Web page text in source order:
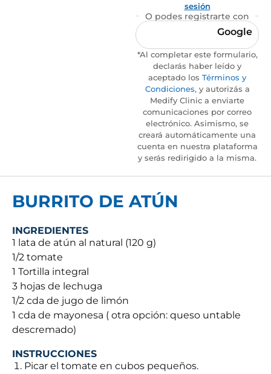
sesión
O podes registrarte con
Google
*Al completar este formulario,
declarás haber leído y
aceptado los Términos y
Condiciones, y autorizás a
Medify Clinic a enviarte
comunicaciones por correo
electrónico. Asimismo, se
creará automáticamente una
cuenta en nuestra plataforma
y serás redirigido a la misma.
BURRITO DE ATÚN
INGREDIENTES
1 lata de atún al natural (120 g)
1/2 tomate
1 Tortilla integral
3 hojas de lechuga
1/2 cda de jugo de limón
1 cda de mayonesa ( otra opción: queso untable
descremado)
INSTRUCCIONES
Picar el tomate en cubos pequeños.